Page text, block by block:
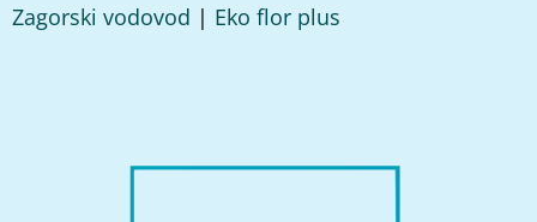
Zagorski vodovod | Eko flor plus